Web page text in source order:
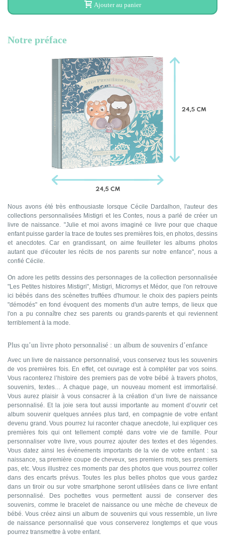
Ajouter au panier
Notre préface
Nous avons été très enthousiaste lorsque Cécile Dardalhon, l'auteur des
collections personnalisées Mistigri et les Contes, nous a parlé de créer un
livre de naissance. "Julie et moi avons imaginé ce livre pour que chaque
enfant puisse garder la trace de toutes ses premières fois, en photos, dessins
et anecdotes. Car en grandissant, on aime feuilleter les albums photos
autant que d'écouter les récits de nos parents sur notre enfance", nous a
confié Cécile.
On adore les petits dessins des personnages de la collection personnalisée
"Les Petites histoires Mistigri", Mistigri, Micromys et Médor, que l'on retrouve
ici bébés dans des scènettes truffées d'humour. le choix des papiers peints
"démodés" en fond évoquent des moments d'un autre temps, de lieux que
l'on a pu connaître chez ses parents ou grands-parents et qui reviennent
terriblement à la mode.
Plus qu’un livre photo personnalisé : un album de souvenirs d’enfance
Avec un livre de naissance personnalisé, vous conservez tous les souvenirs
de vos premières fois. En effet, cet ouvrage est à compléter par vos soins.
Vous raconterez l’histoire des premiers pas de votre bébé à travers photos,
souvenirs, textes… A chaque page, un nouveau moment est immortalisé.
Vous aurez plaisir à vous consacrer à la création d’un livre de naissance
personnalisé. Et la joie sera tout aussi importante au moment d’ouvrir cet
album souvenir quelques années plus tard, en compagnie de votre enfant
devenu grand. Vous pourrez lui raconter chaque anecdote, lui expliquer ces
premières fois qui ont tellement compté dans votre vie de famille. Pour
personnaliser votre livre, vous pourrez ajouter des textes et des légendes.
Vous datez ainsi les événements importants de la vie de votre enfant : sa
naissance, sa première coupe de cheveux, ses premiers mots, ses premiers
pas, etc. Vous illustrez ces moments par des photos que vous pourrez coller
dans des encarts prévus. Toutes les plus belles photos que vous gardez
dans un tiroir ou sur votre smartphone seront utilisées dans ce livre enfant
personnalisé. Des pochettes vous permettent aussi de conserver des
souvenirs, comme le bracelet de naissance ou une mèche de cheveux de
bébé. Vous créez ainsi un album de souvenirs qui vous ressemble, un livre
de naissance personnalisé que vous conserverez longtemps et que vous
pourrez transmettre à votre enfant.